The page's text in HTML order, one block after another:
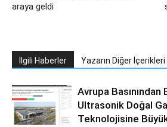
araya geldi
İlgili Haberler Yazarın Diğer İçerikleri
Avrupa Basınından
Ultrasonik Doğal
Teknolojisine